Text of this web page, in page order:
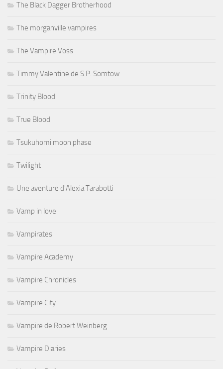
The Black Dagger Brotherhood
The morganville vampires
The Vampire Voss
Timmy Valentine de S.P. Somtow
Trinity Blood
True Blood
Tsukuhomi moon phase
Twilight
Une aventure d'Alexia Tarabotti
Vamp in love
Vampirates
Vampire Academy
Vampire Chronicles
Vampire City
Vampire de Robert Weinberg
Vampire Diaries